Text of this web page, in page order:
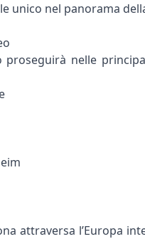
unico nel panorama
nelle
attraversa l’Europa